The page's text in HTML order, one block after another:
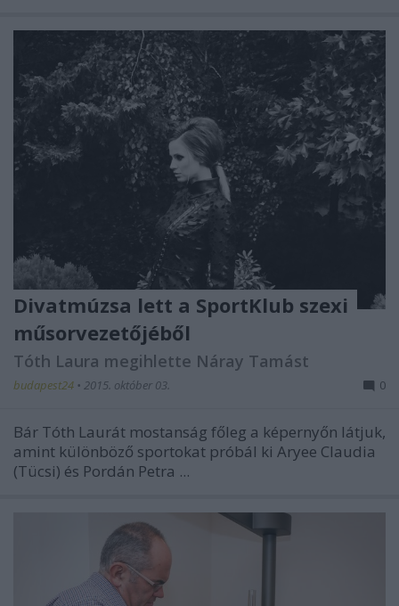
Divatmúzsa lett a SportKlub szexi
műsorvezetőjéből
Tóth Laura megihlette Náray Tamást
budapest24 • 2015. október 03. 0
Bár Tóth Laurát mostanság főleg a képernyőn látjuk,
amint különböző sportokat próbál ki Aryee Claudia
(Tücsi) és Pordán Petra ...